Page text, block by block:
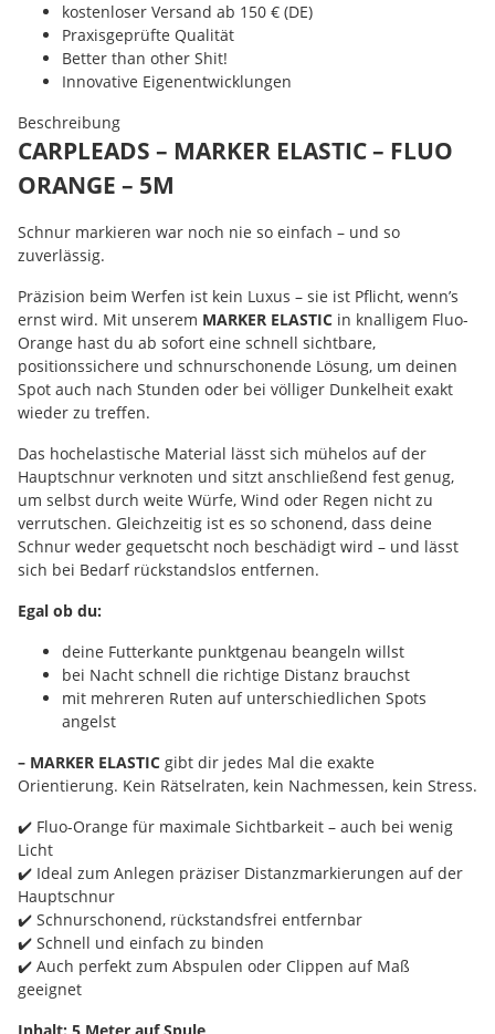
kostenloser Versand ab 150 € (DE)
Praxisgeprüfte Qualität
Better than other Shit!
Innovative Eigenentwicklungen
Beschreibung
CARPLEADS – MARKER ELASTIC – FLUO
ORANGE – 5M
Schnur markieren war noch nie so einfach – und so
zuverlässig.
Präzision beim Werfen ist kein Luxus – sie ist Pflicht, wenn’s
ernst wird. Mit unserem MARKER ELASTIC in knalligem Fluo-
Orange hast du ab sofort eine schnell sichtbare,
positionssichere und schnurschonende Lösung, um deinen
Spot auch nach Stunden oder bei völliger Dunkelheit exakt
wieder zu treffen.
Das hochelastische Material lässt sich mühelos auf der
Hauptschnur verknoten und sitzt anschließend fest genug,
um selbst durch weite Würfe, Wind oder Regen nicht zu
verrutschen. Gleichzeitig ist es so schonend, dass deine
Schnur weder gequetscht noch beschädigt wird – und lässt
sich bei Bedarf rückstandslos entfernen.
Egal ob du:
deine Futterkante punktgenau beangeln willst
bei Nacht schnell die richtige Distanz brauchst
mit mehreren Ruten auf unterschiedlichen Spots
angelst
– MARKER ELASTIC gibt dir jedes Mal die exakte
Orientierung. Kein Rätselraten, kein Nachmessen, kein Stress.
✔️ Fluo-Orange für maximale Sichtbarkeit – auch bei wenig
Licht
✔️ Ideal zum Anlegen präziser Distanzmarkierungen auf der
Hauptschnur
✔️ Schnurschonend, rückstandsfrei entfernbar
✔️ Schnell und einfach zu binden
✔️ Auch perfekt zum Abspulen oder Clippen auf Maß
geeignet